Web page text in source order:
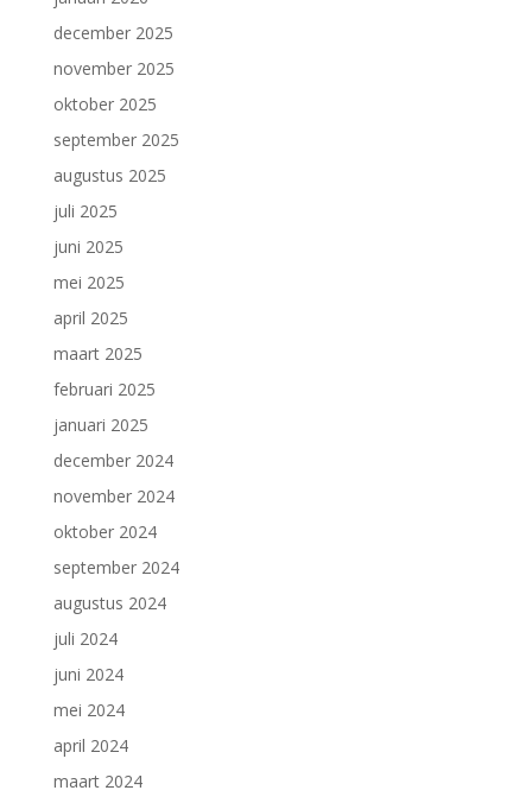
december 2025
november 2025
oktober 2025
september 2025
augustus 2025
juli 2025
juni 2025
mei 2025
april 2025
maart 2025
februari 2025
januari 2025
december 2024
november 2024
oktober 2024
september 2024
augustus 2024
juli 2024
juni 2024
mei 2024
april 2024
maart 2024